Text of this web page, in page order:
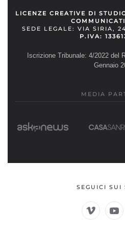
LICENZE CREATIVE DI
SEDE LEGALE: VIA SIRIA,
P.IVA:
Iscrizione Tribunale: 4/2022 del
Gennaio
MEDIA
SEGUICI SUI